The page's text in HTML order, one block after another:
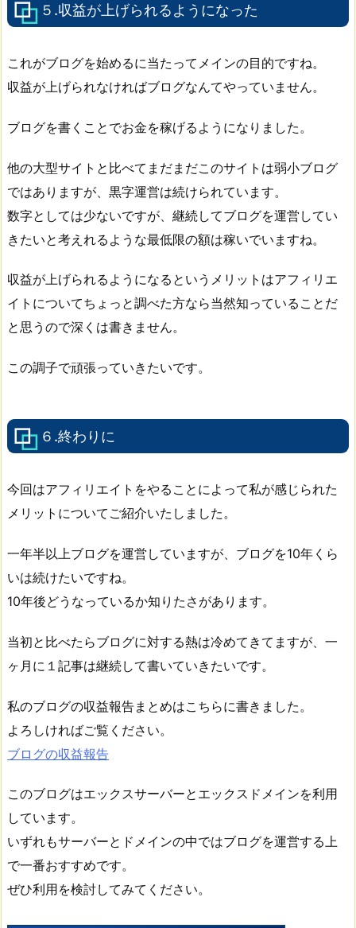
５.収益が上げられるようになった
これがブログを始めるに当たってメインの目的ですね。
収益が上げられなければブログなんてやっていません。
ブログを書くことでお金を稼げるようになりました。
他の大型サイトと比べてまだまだこのサイトは弱小ブログ
ではありますが、黒字運営は続けられています。
数字としては少ないですが、継続してブログを運営してい
きたいと考えれるような最低限の額は稼いでいますね。
収益が上げられるようになるというメリットはアフィリエ
イトについてちょっと調べた方なら当然知っていることだ
と思うので深くは書きません。
この調子で頑張っていきたいです。
６.終わりに
今回はアフィリエイトをやることによって私が感じられた
メリットについてご紹介いたしました。
一年半以上ブログを運営していますが、ブログを10年くら
いは続けたいですね。
10年後どうなっているか知りたさがあります。
当初と比べたらブログに対する熱は冷めてきてますが、一
ヶ月に１記事は継続して書いていきたいです。
私のブログの収益報告まとめはこちらに書きました。
よろしければご覧ください。
ブログの収益報告
このブログはエックスサーバーとエックスドメインを利用
しています。
いずれもサーバーとドメインの中ではブログを運営する上
で一番おすすめです。
ぜひ利用を検討してみてください。